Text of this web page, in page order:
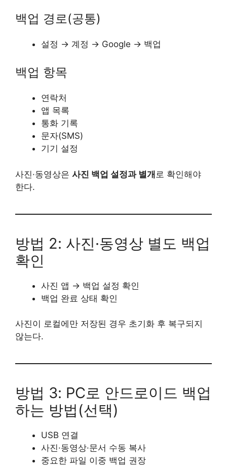
백업 경로(공통)
설정 → 계정 → Google → 백업
백업 항목
연락처
앱 목록
통화 기록
문자(SMS)
기기 설정
사진·동영상은 사진 백업 설정과 별개 로 확인해야
한다.
방법 2: 사진·동영상 별도 백업
확인
사진 앱 → 백업 설정 확인
백업 완료 상태 확인
사진이 로컬에만 저장된 경우 초기화 후 복구되지
않는다.
방법 3: PC로 안드로이드 백업
하는 방법(선택)
USB 연결
사진·동영상·문서 수동 복사
중요한 파일 이중 백업 권장